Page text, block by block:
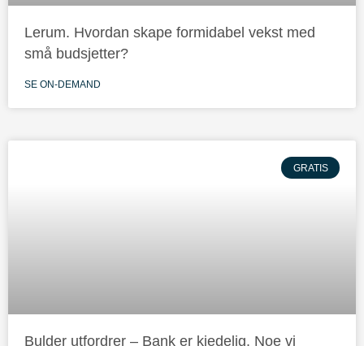
Lerum. Hvordan skape formidabel vekst med
små budsjetter?
SE ON-DEMAND
GRATIS
Bulder utfordrer – Bank er kjedelig. Noe vi